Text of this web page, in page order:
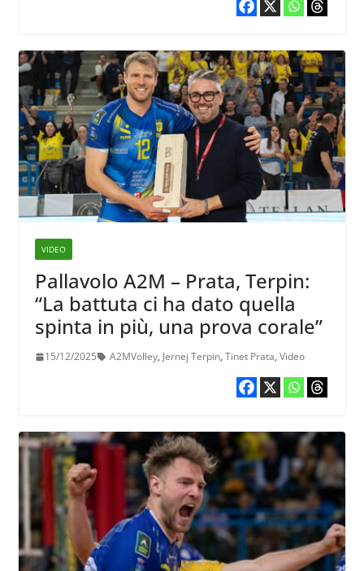
VIDEO
Pallavolo A2M – Prata, Terpin:
“La battuta ci ha dato quella
spinta in più, una prova corale”
15/12/2025 A2MVolley, Jernej Terpin, Tinet Prata, Video